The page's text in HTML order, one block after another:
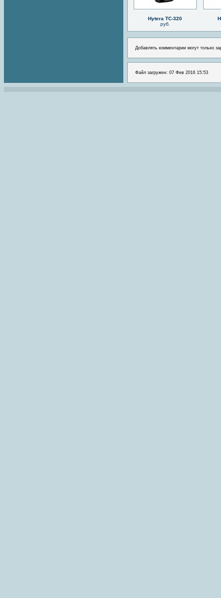
Hytera TC-320
руб.
Добавлять комментарии могут только
Файл загружен: 07 Фев 2016 15:53